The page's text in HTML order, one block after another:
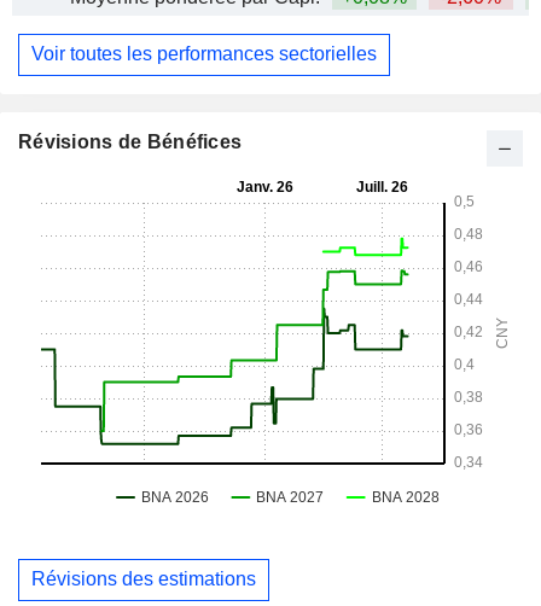
Voir toutes les performances sectorielles
Révisions de Bénéfices
Révisions des estimations